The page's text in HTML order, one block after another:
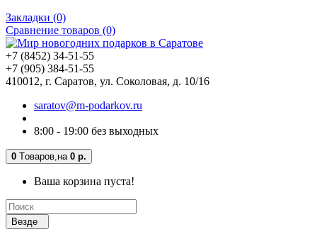
Закладки (0)
Сравнение товаров (0)
+7 (8452) 34-51-55
+7 (905) 384-51-55
410012, г. Саратов, ул. Соколовая, д. 10/16
saratov@m-podarkov.ru
8:00 - 19:00 без выходных
0 Tоваров, на 0 р.
Ваша корзина пуста!
Везде